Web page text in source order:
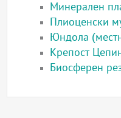
Минерален
Плиоценски
Юндола
Крепост
Биосферен